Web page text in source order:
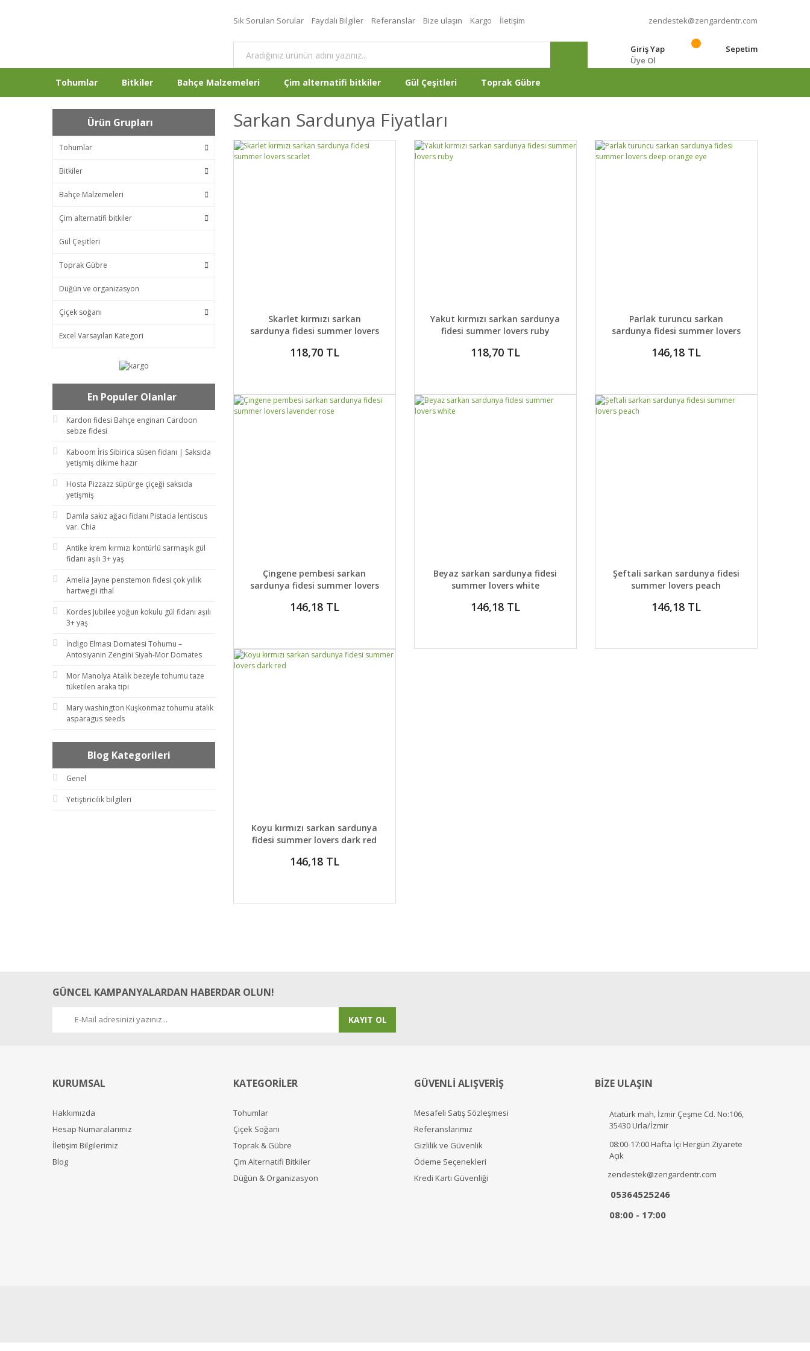
Sık Sorulan Sorular Faydalı Bilgiler Referanslar Bize ulaşın Kargo İletişim zendestek@zengardentr.com
Giriş Yap
Üye Ol
Sepetim
Tohumlar Bitkiler Bahçe Malzemeleri Çim alternatifi bitkiler Gül Çeşitleri Toprak Gübre
Ürün Grupları
Tohumlar
Bitkiler
Bahçe Malzemeleri
Çim alternatifi bitkiler
Gül Çeşitleri
Toprak Gübre
Düğün ve organizasyon
Çiçek soğanı
Excel Varsayılan Kategori
En Populer Olanlar
Kardon fidesi Bahçe enginarı Cardoon
sebze fidesi
Kaboom İris Sibirica süsen fidanı | Saksıda
yetişmiş dikime hazır
Hosta Pizzazz süpürge çiçeği saksıda
yetişmiş
Damla sakız ağacı fidanı Pistacia lentiscus
var. Chia
Antike krem kırmızı kontürlü sarmaşık gül
fidanı aşılı 3+ yaş
Amelia Jayne penstemon fidesi çok yıllık
hartwegii ithal
Kordes Jubilee yoğun kokulu gül fidanı aşılı
3+ yaş
İndigo Elması Domatesi Tohumu –
Antosiyanin Zengini Siyah-Mor Domates
Mor Manolya Atalık bezeyle tohumu taze
tüketilen araka tipi
Mary washington Kuşkonmaz tohumu atalık
asparagus seeds
Blog Kategorileri
Genel
Yetiştiricilik bilgileri
Sarkan Sardunya Fiyatları
DETAYLAR GELİNCE HABER VER
Skarlet kırmızı sarkan
sardunya fidesi summer lovers
118,70 TL
DETAYLAR GELİNCE HABER VER
Yakut kırmızı sarkan sardunya
fidesi summer lovers ruby
118,70 TL
DETAYLAR GELİNCE HABER VER
Parlak turuncu sarkan
sardunya fidesi summer lovers
146,18 TL
DETAYLAR GELİNCE HABER VER
Çingene pembesi sarkan
sardunya fidesi summer lovers
146,18 TL
DETAYLAR GELİNCE HABER VER
Beyaz sarkan sardunya fidesi
summer lovers white
146,18 TL
DETAYLAR GELİNCE HABER VER
Şeftali sarkan sardunya fidesi
summer lovers peach
146,18 TL
DETAYLAR GELİNCE HABER VER
Koyu kırmızı sarkan sardunya
fidesi summer lovers dark red
146,18 TL
GÜNCEL KAMPANYALARDAN HABERDAR OLUN!
KAYIT OL
KURUMSAL
Hakkımızda
Hesap Numaralarımız
İletişim Bilgilerimiz
Blog
KATEGORİLER
Tohumlar
Çiçek Soğanı
Toprak & Gübre
Çim Alternatifi Bitkiler
Düğün & Organizasyon
GÜVENLİ ALIŞVERİŞ
Mesafeli Satış Sözleşmesi
Referanslarımız
Gizlilik ve Güvenlik
Ödeme Seçenekleri
Kredi Kartı Güvenliği
BİZE ULAŞIN
Atatürk mah, İzmir Çeşme Cd. No:106,
35430 Urla/İzmir
08:00-17:00 Hafta İçi Hergün Ziyarete
Açık
zendestek@zengardentr.com
05364525246
08:00 - 17:00